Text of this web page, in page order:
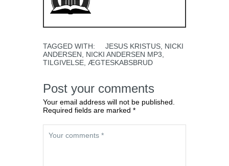
TAGGED WITH: JESUS KRISTUS NICKI
ANDERSEN
NICKI ANDERSEN MP3
TILGIVELSE ÆGTESKABSBRUD
Post your comments
Your email address will not be published.
Required fields are marked *